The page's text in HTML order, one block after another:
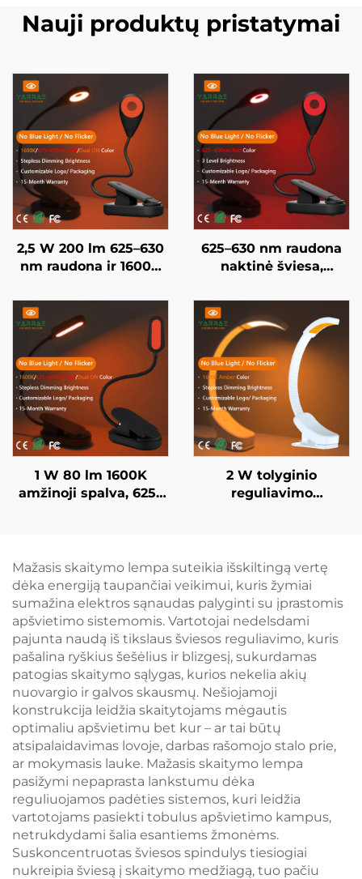
Nauji produktų pristatymai
2,5 W 200 lm 625–630
nm raudona ir 1600K
dažytas nešiojamasis
prisegamas LED
knygos lempa
625–630 nm raudona
naktinė šviesa,
valandų, 3 ryškumo
nustatymai, juodai
dažytas korpusas,
greitas 1 valandos USB
įkrovimas
1 W 80 lm 1600K
amžinoji spalva, 625–
kūnas, LED knygos
lempa
2 W tolyginio
reguliavimo
apšvietimo spalva,
juodai dažytas kūnas,
LED knygos lempa
Mažasis skaitymo lempa suteikia išskiltingą vertę
dėka energiją taupančiai veikimui, kuris žymiai
sumažina elektros sąnaudas palyginti su įprastomis
apšvietimo sistemomis. Vartotojai nedelsdami
pajunta naudą iš tikslaus šviesos reguliavimo, kuris
pašalina ryškius šešėlius ir blizgesį, sukurdamas
patogias skaitymo sąlygas, kurios nekelia akių
nuovargio ir galvos skausmų. Nešiojamoji
konstrukcija leidžia skaitytojams mėgautis
optimaliu apšvietimu bet kur – ar tai būtų
atsipalaidavimas lovoje, darbas rašomojo stalo prie,
ar mokymasis lauke. Mažasis skaitymo lempa
pasižymi nepaprasta lankstumu dėka
reguliuojamos padėties sistemos, kuri leidžia
vartotojams pasiekti tobulus apšvietimo kampus,
netrukdydami šalia esantiems žmonėms.
Suskoncentruotas šviesos spindulys tiesiogiai
nukreipia šviesą į skaitymo medžiagą, tuo pačiu